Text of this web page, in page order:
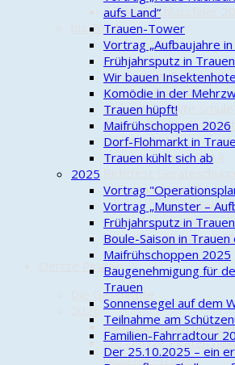
Jahresabschlussfeier
bis 2014
Maifest 2011
Drachenfest
Fördermittelbescheid
Schützenfest 2012
Einweihung "Alte Schule"
Ehrung der Stadt
Hoffest 2014
Streuobstwiese 2014
Volkstrauertag 2014
Vortrag "Ungebetene
Bürgerbus am DGH
Jahresabschlussfeier
Oertze Piraten
Die Geschichte
2026
Radwegepaten
Die Oertze Piraten
Oldtimer-Treffen
aufs Land“
Trauen-Tower
Vortrag „Aufbaujahre
Frühjahrsputz in
Wir bauen
Komödie in der
Trauen hüpft!
Maifrühschoppen 2026
Dorf-Flohmarkt in
Trauen kühlt sich ab
2025
Vortrag
Vortrag „Munster –
Frühjahrsputz in Trauen
Boule-Saison in
Maifrühschoppen 2025
Baugenehmigung für
Trauen
Sonnensegel auf dem
Teilnahme am
Familien-Fahrradtour
Der 25.10.2025 – ein